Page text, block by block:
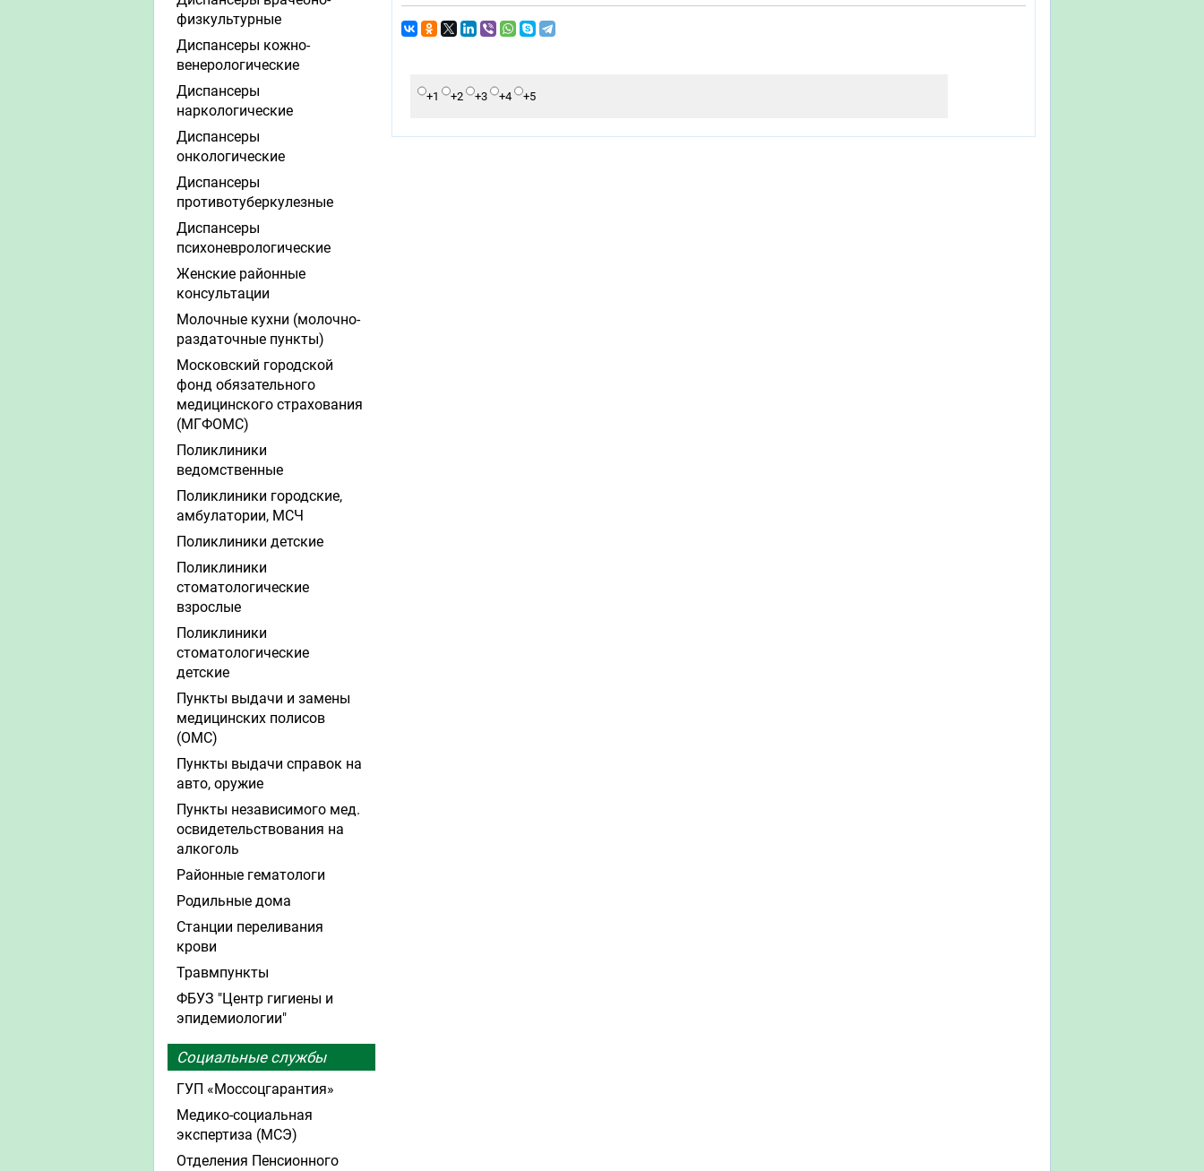
+1 +2 +3 +4 +5
физкультурные
Диспансеры кожно-
венерологические
Диспансеры
наркологические
Диспансеры
онкологические
Диспансеры
противотуберкулезные
Диспансеры
психоневрологические
Женские районные
консультации
Молочные кухни (молочно-
раздаточные пункты)
Московский городской
фонд обязательного
медицинского страхования
(МГФОМС)
Поликлиники
ведомственные
Поликлиники городские,
амбулатории, МСЧ
Поликлиники детские
Поликлиники
стоматологические
взрослые
Поликлиники
стоматологические
детские
Пункты выдачи и замены
медицинских полисов
(ОМС)
Пункты выдачи справок на
авто, оружие
Пункты независимого мед.
освидетельствования на
алкоголь
Районные гематологи
Родильные дома
Станции переливания
крови
Травмпункты
ФБУЗ "Центр гигиены и
эпидемиологии"
Социальные службы
ГУП «Моссоцгарантия»
Медико-социальная
экспертиза (МСЭ)
Отделения Пенсионного